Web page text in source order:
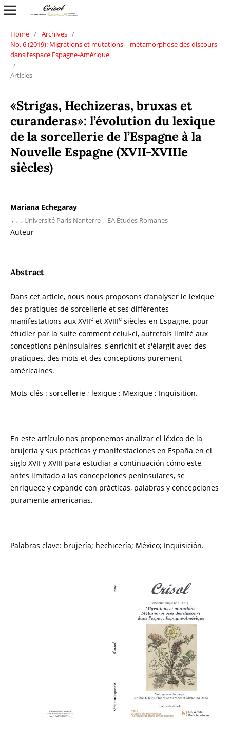
Home / Archives /
No. 6 (2019): Migrations et mutations – métamorphose des discours
dans l’espace Espagne-Amérique
/
Articles
«Strigas, Hechizeras, bruxas et
curanderas»: l’évolution du lexique
de la sorcellerie de l’Espagne à la
Nouvelle Espagne (XVII-XVIIIe
siècles)
Mariana Echegaray
, , , Université Paris Nanterre – EA Études Romanes
Auteur
Abstract
Dans cet article, nous nous proposons d’analyser le lexique
des pratiques de sorcellerie et ses différentes
manifestations aux XVIIeet XVIIIesiècles en Espagne, pour
étudier par la suite comment celui-ci, autrefois limité aux
conceptions péninsulaires, s'enrichit et s'élargit avec des
pratiques, des mots et des conceptions purement
américaines.
Mots-clés : sorcellerie ; lexique ; Mexique ; Inquisition.
En este artículo nos proponemos analizar el léxico de la
brujería y sus prácticas y manifestaciones en España en el
siglo XVII y XVIII para estudiar a continuación cómo este,
antes limitado a las concepciones peninsulares, se
enriquece y expande con prácticas, palabras y concepciones
puramente americanas.
Palabras clave: brujería; hechicería; México; Inquisición.